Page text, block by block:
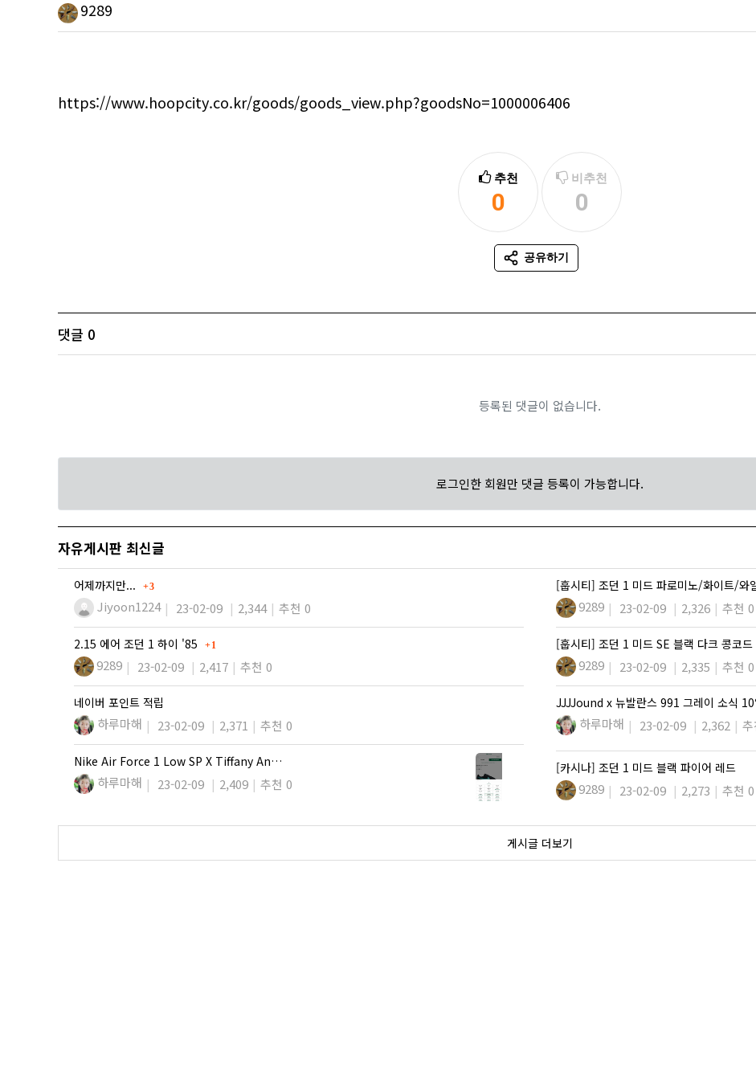
9289
https://www.hoopcity.co.kr/goods/goods_view.php?goodsNo=1000006406
추천
0
추천
비추천
0
비추천
공유하기
SNS 공유
댓글 0
등록된 댓글이 없습니다.
로그인한 회원만 댓글 등록이 가능합니다.
자유게시판 최신글
어제까지만... 댓글
3
Jiyoon1224 23-02-09 2,344 추천 0
2.15 에어 조던 1 하이 '85 댓글
1
9289 23-02-09 2,417 추천 0
네이버 포인트 적립
하루마해 23-02-09 2,371 추천 0
Nike Air Force 1 Low SP X Tiffany An…
하루마해 23-02-09 2,409 추천 0
[훕시티] 조던 1 미드 파로미노/화이트/와
9289 23-02-09 2,326 추천 0
[훕시티] 조던 1 미드 SE 블랙 다크 콩코드
9289 23-02-09 2,335 추천 0
JJJJound x 뉴발란스 991 그레이 소식
하루마해 23-02-09 2,362
[카시나] 조던 1 미드 블랙 파이어 레드
9289 23-02-09 2,273 추천 0
게시글 더보기